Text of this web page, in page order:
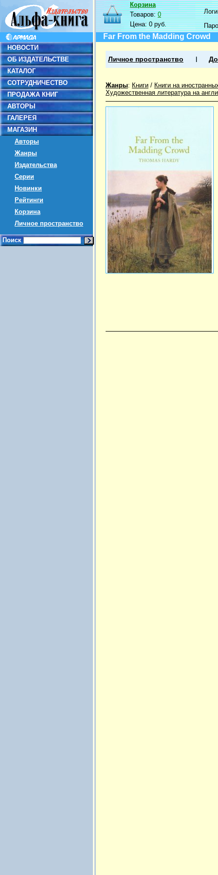
НОВОСТИ
ОБ ИЗДАТЕЛЬСТВЕ
КАТАЛОГ
СОТРУДНИЧЕСТВО
ПРОДАЖА КНИГ
АВТОРЫ
ГАЛЕРЕЯ
МАГАЗИН
Авторы
Жанры
Издательства
Серии
Новинки
Рейтинги
Корзина
Личное пространство
Поиск
Корзина
Товаров:0
Цена:0 руб.
Far From the Madding Crowd
Личное пространство
Жанры: Книги / Книги на
Художественная литература на